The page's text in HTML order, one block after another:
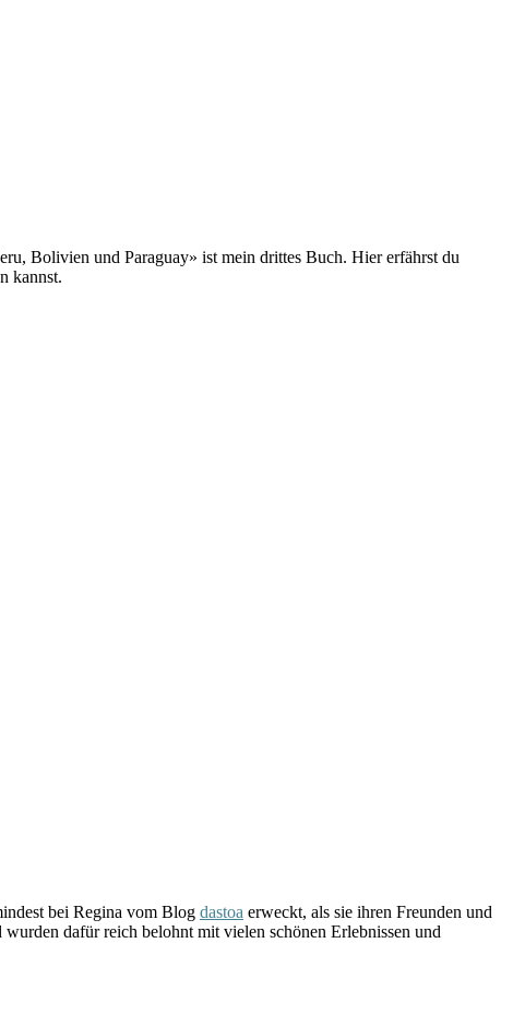
Bolivien und Paraguay» ist mein drittes Buch. Hier erfährst du
kannst.
bei Regina vom Blog dastoa erweckt, als sie ihren Freunden und
dafür reich belohnt mit vielen schönen Erlebnissen und